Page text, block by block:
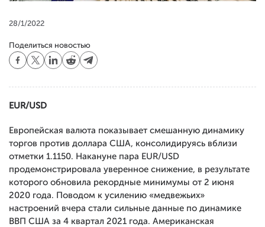
28/1/2022
Поделиться новостью
EUR/USD
Европейская валюта показывает смешанную динамику
торгов против доллара США, консолидируясь вблизи
отметки 1.1150. Накануне пара EUR/USD
продемонстрировала уверенное снижение, в результате
которого обновила рекордные минимумы от 2 июня
2020 года. Поводом к усилению «медвежьих»
настроений вчера стали сильные данные по динамике
ВВП США за 4 квартал 2021 года. Американская